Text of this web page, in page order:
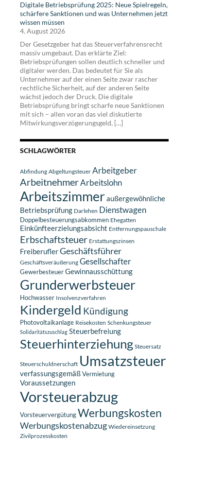
Digitale Betriebsprüfung 2025: Neue Spielregeln,
schärfere Sanktionen und was Unternehmen jetzt
wissen müssen
4. August 2026
Der Gesetzgeber hat das Steuerverfahrensrecht
massiv umgebaut. Das erklärte Ziel:
Betriebsprüfungen sollen deutlich schneller und
digitaler werden. Das bedeutet für Sie als
Unternehmer auf der einen Seite zwar rascher
rechtliche Sicherheit, auf der anderen Seite
wächst jedoch der Druck. Die digitale
Betriebsprüfung bringt scharfe neue Sanktionen
mit sich – allen voran das viel diskutierte
Mitwirkungsverzögerungsgeld, […]
SCHLAGWÖRTER
Abfindung Abgeltungsteuer Arbeitgeber
ArbeitnehmerArbeitslohn
Arbeitszimmeraußergewöhnliche
Betriebsprüfung Darlehen Dienstwagen
Doppelbesteuerungsabkommen Ehegatten
Einkünfteerzielungsabsicht Entfernungspauschale
Erbschaftsteuer Erstattungszinsen
FreiberuflerGeschäftsführer
Geschäftsveräußerung Gesellschafter
GewerbesteuerGewinnausschüttung
Grunderwerbsteuer
Hochwasser Insolvenzverfahren
Kindergeld Kündigung
Photovoltaikanlage Reisekosten Schenkungsteuer
Solidaritätszuschlag Steuerbefreiung
Steuerhinterziehung Steuersatz
Steuerschuldnerschaft Umsatzsteuer
verfassungsgemäßVermietung
Voraussetzungen
Vorsteuerabzug
VorsteuervergütungWerbungskosten
Werbungskostenabzug Wiedereinsetzung
Zivilprozesskosten